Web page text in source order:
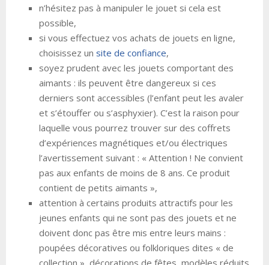
n’hésitez pas à manipuler le jouet si cela est
possible,
si vous effectuez vos achats de jouets en ligne,
choisissez un site de confiance,
soyez prudent avec les jouets comportant des
aimants : ils peuvent être dangereux si ces
derniers sont accessibles (l’enfant peut les avaler
et s’étouffer ou s’asphyxier). C’est la raison pour
laquelle vous pourrez trouver sur des coffrets
d’expériences magnétiques et/ou électriques
l’avertissement suivant : « Attention ! Ne convient
pas aux enfants de moins de 8 ans. Ce produit
contient de petits aimants »,
attention à certains produits attractifs pour les
jeunes enfants qui ne sont pas des jouets et ne
doivent donc pas être mis entre leurs mains :
poupées décoratives ou folkloriques dites « de